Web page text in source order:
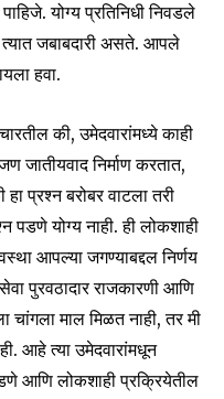
योग्य प्रतिनिधी निवडले
जबाबदारी असते. आपले
हवा.
की, उमेदवारांमध्ये काही
जातीयवाद निर्माण करतात,
प्रश्न बरोबर वाटला तरी
पडणे योग्य नाही. ही लोकशाही
आपल्या जगण्याबद्दल निर्णय
पुरवठादार राजकारणी आणि
माल मिळत नाही, तर मी
आहे त्या उमेदवारांमधून
आणि लोकशाही प्रक्रियेतील